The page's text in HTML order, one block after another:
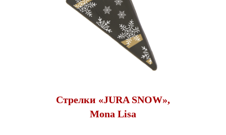
Стрелки «JURA SNOW»,
Mona Lisa